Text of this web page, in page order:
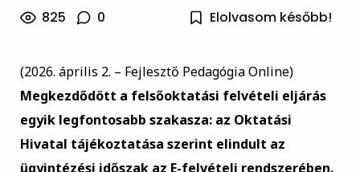
825 0 Elolvasom később!
(2026. április 2. – Fejlesztő Pedagógia Online)
Megkezdődött a felsőoktatási felvételi eljárás
egyik legfontosabb szakasza: az Oktatási
Hivatal tájékoztatása szerint elindult az
ügyintézési időszak az E-felvételi rendszerében.